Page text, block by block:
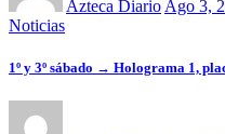
Azteca Diario Ago 3,
Noticias
1º y 3º sábado → Holograma 1,